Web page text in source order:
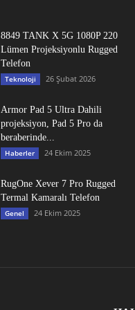
8849 TANK X 5G 1080P 220
Lümen Projeksiyonlu Rugged
Telefon
Teknoloji 26 Şubat 2026
Armor Pad 5 Ultra Dahili
projeksiyon, Pad 5 Pro da
beraberinde...
Haberler 24 Ekim 2025
RugOne Xever 7 Pro Rugged
Termal Kamaralı Telefon
Genel 24 Ekim 2025